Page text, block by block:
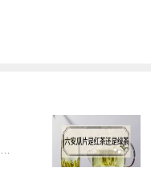
六安瓜片是绿茶，简称瓜片、片茶。六安瓜片是无芽无梗的茶叶，由单片生叶制成，确保茶味浓而不苦，香而不涩。